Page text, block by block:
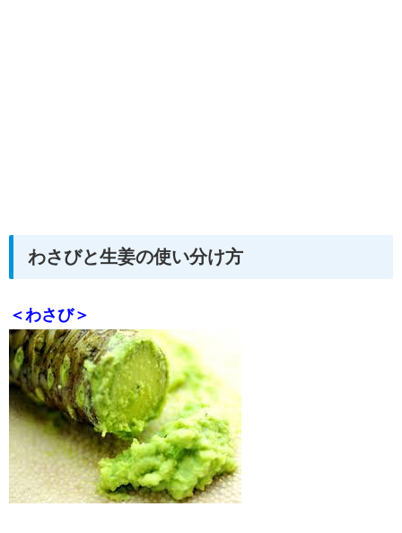
わさびと生姜の使い分け方
＜わさび＞